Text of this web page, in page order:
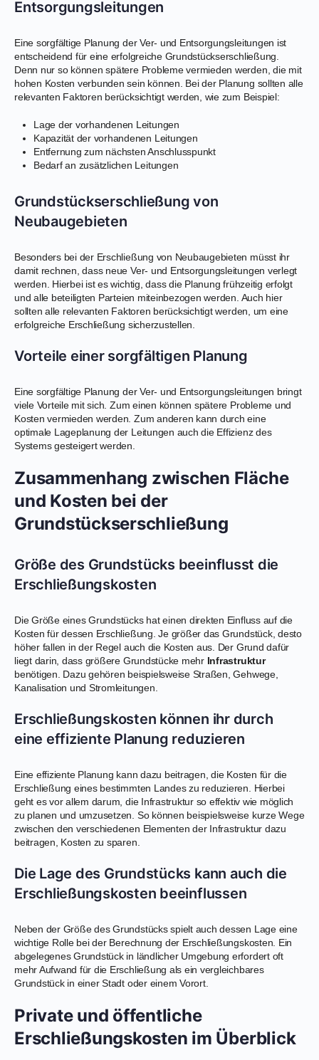
Entsorgungsleitungen
Eine sorgfältige Planung der Ver- und Entsorgungsleitungen ist
entscheidend für eine erfolgreiche Grundstückserschließung.
Denn nur so können spätere Probleme vermieden werden, die mit
hohen Kosten verbunden sein können. Bei der Planung sollten alle
relevanten Faktoren berücksichtigt werden, wie zum Beispiel:
Lage der vorhandenen Leitungen
Kapazität der vorhandenen Leitungen
Entfernung zum nächsten Anschlusspunkt
Bedarf an zusätzlichen Leitungen
Grundstückserschließung von
Neubaugebieten
Besonders bei der Erschließung von Neubaugebieten müsst ihr
damit rechnen, dass neue Ver- und Entsorgungsleitungen verlegt
werden. Hierbei ist es wichtig, dass die Planung frühzeitig erfolgt
und alle beteiligten Parteien miteinbezogen werden. Auch hier
sollten alle relevanten Faktoren berücksichtigt werden, um eine
erfolgreiche Erschließung sicherzustellen.
Vorteile einer sorgfältigen Planung
Eine sorgfältige Planung der Ver- und Entsorgungsleitungen bringt
viele Vorteile mit sich. Zum einen können spätere Probleme und
Kosten vermieden werden. Zum anderen kann durch eine
optimale Lageplanung der Leitungen auch die Effizienz des
Systems gesteigert werden.
Zusammenhang zwischen Fläche
und Kosten bei der
Grundstückserschließung
Größe des Grundstücks beeinflusst die
Erschließungskosten
Die Größe eines Grundstücks hat einen direkten Einfluss auf die
Kosten für dessen Erschließung. Je größer das Grundstück, desto
höher fallen in der Regel auch die Kosten aus. Der Grund dafür
liegt darin, dass größere Grundstücke mehr Infrastruktur
benötigen. Dazu gehören beispielsweise Straßen, Gehwege,
Kanalisation und Stromleitungen.
Erschließungskosten können ihr durch
eine effiziente Planung reduzieren
Eine effiziente Planung kann dazu beitragen, die Kosten für die
Erschließung eines bestimmten Landes zu reduzieren. Hierbei
geht es vor allem darum, die Infrastruktur so effektiv wie möglich
zu planen und umzusetzen. So können beispielsweise kurze Wege
zwischen den verschiedenen Elementen der Infrastruktur dazu
beitragen, Kosten zu sparen.
Die Lage des Grundstücks kann auch die
Erschließungskosten beeinflussen
Neben der Größe des Grundstücks spielt auch dessen Lage eine
wichtige Rolle bei der Berechnung der Erschließungskosten. Ein
abgelegenes Grundstück in ländlicher Umgebung erfordert oft
mehr Aufwand für die Erschließung als ein vergleichbares
Grundstück in einer Stadt oder einem Vorort.
Private und öffentliche
Erschließungskosten im Überblick